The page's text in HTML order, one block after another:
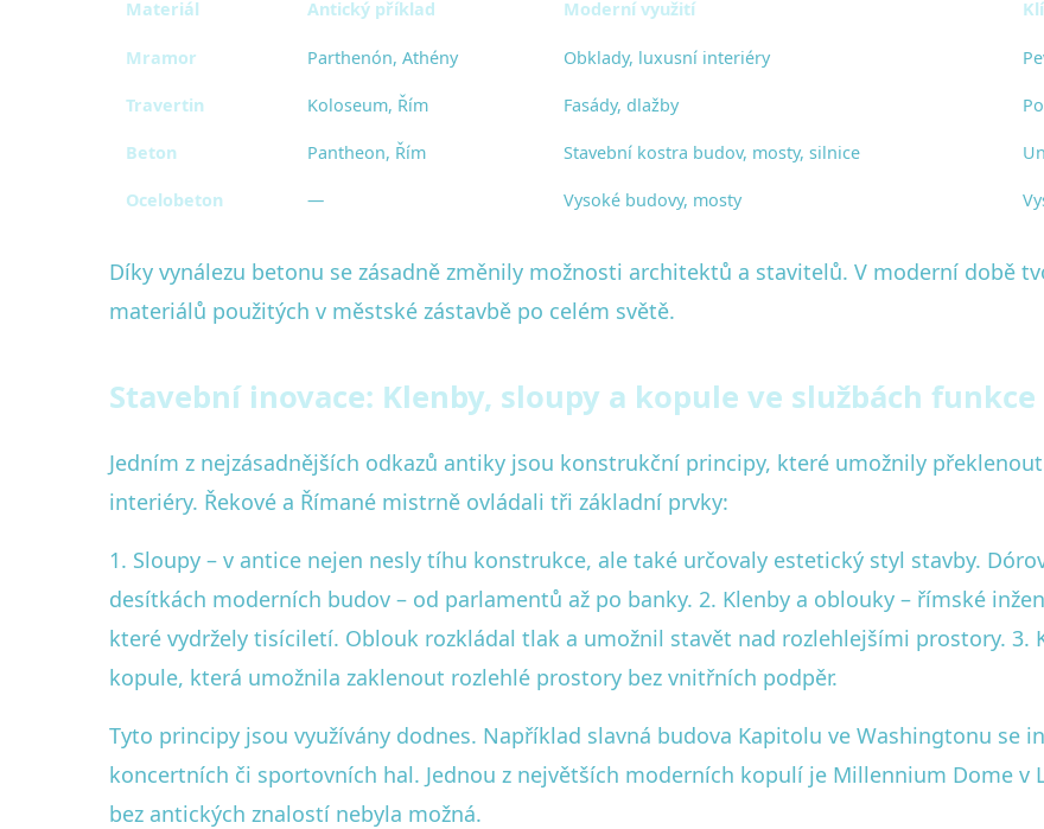
Materiál Antický příklad Moderní využití
Mramor Parthenón, Athény Obklady, luxusní interiéry
Travertin Koloseum, Řím Fasády, dlažby
Beton Pantheon, Řím Stavební kostra budov, mosty, silnice
Ocelobeton — Vysoké budovy, mosty
Díky vynálezu betonu se zásadně změnily možnosti architektů a stavitelů. V moderní době
materiálů použitých v městské zástavbě po celém světě.
Stavební inovace: Klenby, sloupy a kopule ve službách funkce
Jedním z nejzásadnějších odkazů antiky jsou konstrukční principy, které umožnily
interiéry. Řekové a Římané mistrně ovládali tři základní prvky:
1. Sloupy – v antice nejen nesly tíhu konstrukce, ale také určovaly estetický styl stavby.
desítkách moderních budov – od parlamentů až po banky. 2. Klenby a oblouky – římské
které vydržely tisíciletí. Oblouk rozkládal tlak a umožnil stavět nad rozlehlejšími prostory. 3.
kopule, která umožnila zaklenout rozlehlé prostory bez vnitřních podpěr.
Tyto principy jsou využívány dodnes. Například slavná budova Kapitolu ve Washingtonu se
koncertních či sportovních hal. Jednou z největších moderních kopulí je Millennium Dome v
bez antických znalostí nebyla možná.